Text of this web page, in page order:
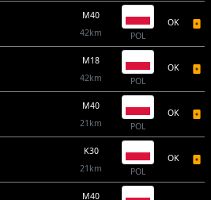
M40
42km
POL
OK
M18
42km
POL
OK
M40
21km
POL
OK
K30
21km
POL
OK
M40